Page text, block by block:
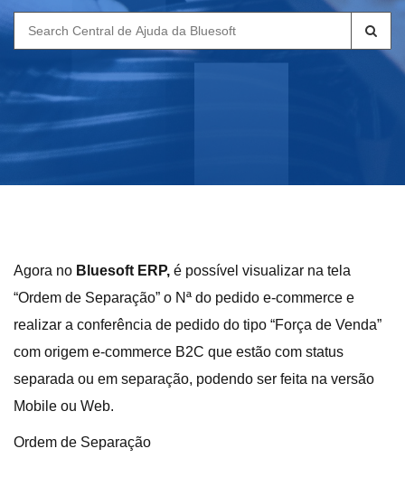
Search
for:
Agora no Bluesoft ERP, é possível visualizar na tela
“Ordem de Separação” o Nª do pedido e-commerce e
realizar a conferência de pedido do tipo “Força de Venda”
com origem e-commerce B2C que estão com status
separada ou em separação, podendo ser feita na versão
Mobile ou Web.
Ordem de Separação